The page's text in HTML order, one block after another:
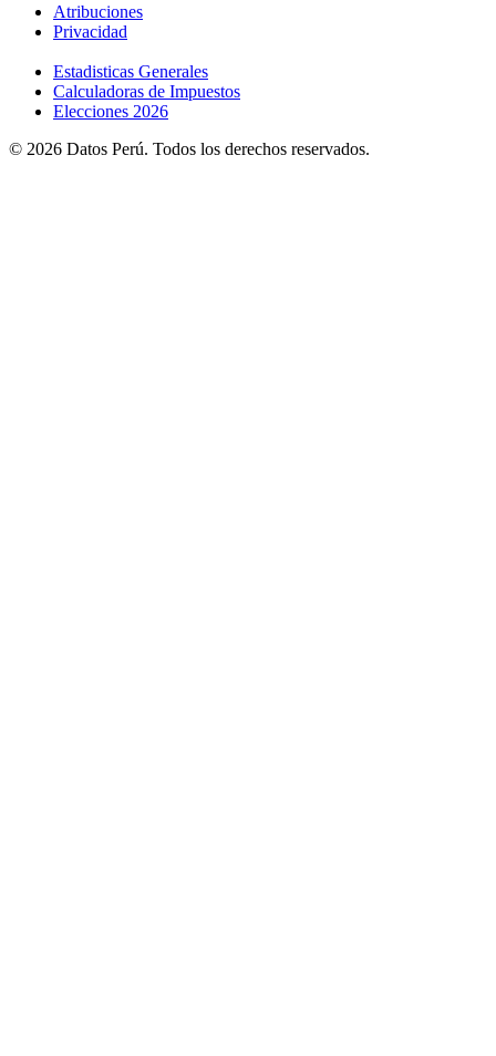
Atribuciones
Privacidad
Estadisticas Generales
Calculadoras de Impuestos
Elecciones 2026
© 2026 Datos Perú. Todos los derechos reservados.